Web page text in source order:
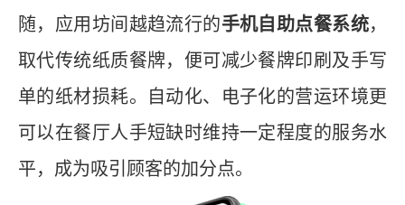
随，应用坊间越趋流行的手机自助点餐系统，
取代传统纸质餐牌，便可减少餐牌印刷及手写
单的纸材损耗。自动化、电子化的营运环境更
可以在餐厅人手短缺时维持一定程度的服务水
平，成为吸引顾客的加分点。